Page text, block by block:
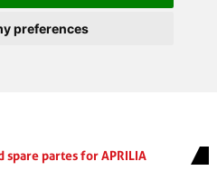
preferences
spare partes for APRILIA